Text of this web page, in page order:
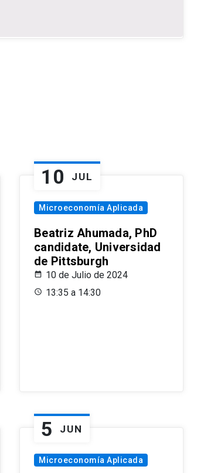
10 JUL
Microeconomía Aplicada
Beatriz Ahumada, PhD
candidate, Universidad
de Pittsburgh
10 de Julio de 2024
13:35 a 14:30
5 JUN
Microeconomía Aplicada